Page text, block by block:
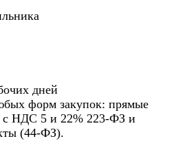
дней
форм закупок: прямые
с НДС 5 и 22% 223-ФЗ и
(44-ФЗ).